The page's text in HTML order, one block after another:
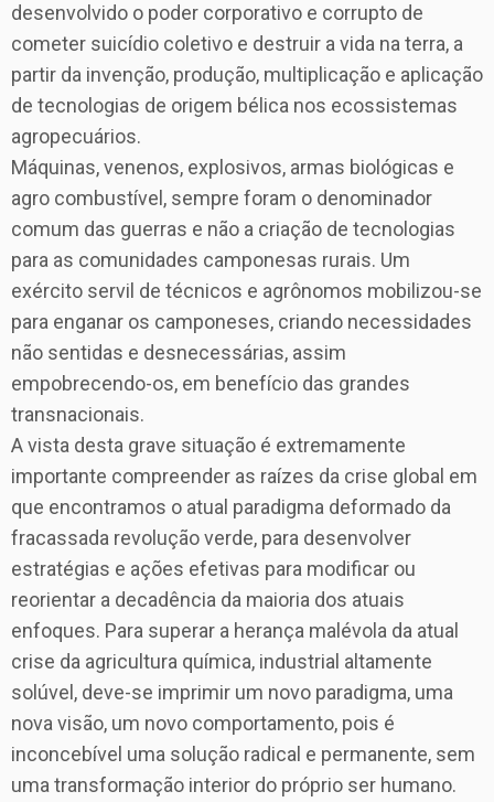
desenvolvido o poder corporativo e corrupto de
cometer suicídio coletivo e destruir a vida na terra, a
partir da invenção, produção, multiplicação e aplicação
de tecnologias de origem bélica nos ecossistemas
agropecuários.
Máquinas, venenos, explosivos, armas biológicas e
agro combustível, sempre foram o denominador
comum das guerras e não a criação de tecnologias
para as comunidades camponesas rurais. Um
exército servil de técnicos e agrônomos mobilizou-se
para enganar os camponeses, criando necessidades
não sentidas e desnecessárias, assim
empobrecendo-os, em benefício das grandes
transnacionais.
A vista desta grave situação é extremamente
importante compreender as raízes da crise global em
que encontramos o atual paradigma deformado da
fracassada revolução verde, para desenvolver
estratégias e ações efetivas para modificar ou
reorientar a decadência da maioria dos atuais
enfoques. Para superar a herança malévola da atual
crise da agricultura química, industrial altamente
solúvel, deve-se imprimir um novo paradigma, uma
nova visão, um novo comportamento, pois é
inconcebível uma solução radical e permanente, sem
uma transformação interior do próprio ser humano.